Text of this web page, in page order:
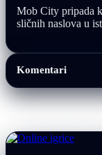
Mob City pripada
sličnih naslova u
Komentari